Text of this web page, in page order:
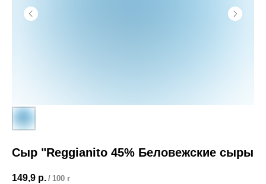
Сыр "Reggianito 45% Беловежские сыры
149,9 р. / 100 г